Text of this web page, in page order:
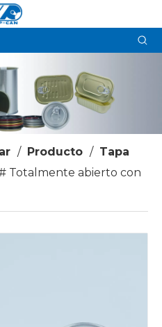
/ Producto / Tapa
Totalmente abierto con